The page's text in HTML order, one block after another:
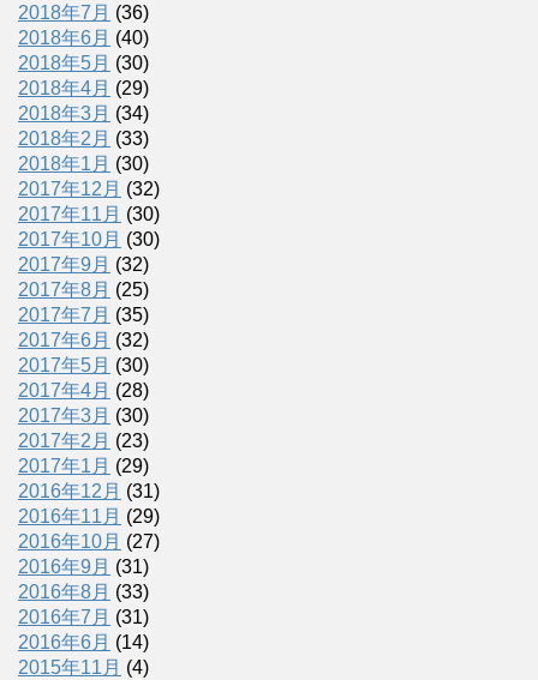
2018年7月 (36)
2018年6月 (40)
2018年5月 (30)
2018年4月 (29)
2018年3月 (34)
2018年2月 (33)
2018年1月 (30)
2017年12月 (32)
2017年11月 (30)
2017年10月 (30)
2017年9月 (32)
2017年8月 (25)
2017年7月 (35)
2017年6月 (32)
2017年5月 (30)
2017年4月 (28)
2017年3月 (30)
2017年2月 (23)
2017年1月 (29)
2016年12月 (31)
2016年11月 (29)
2016年10月 (27)
2016年9月 (31)
2016年8月 (33)
2016年7月 (31)
2016年6月 (14)
2015年11月 (4)